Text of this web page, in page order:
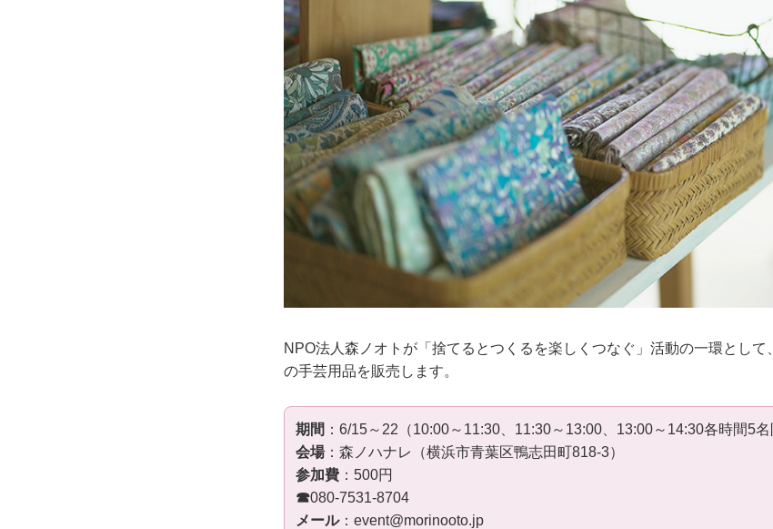
NPO法人森ノオトが「捨てるとつくるを楽しくつなぐ」活動の一環とし
の手芸用品を販売します。
期間 ：6/15～22（10:00～11:30、11:30～13:00、13:00～14:30各時間5名
会場：森ノハナレ（横浜市青葉区鴨志田町818-3）
参加費 ：500円
☎080-7531-8704
メール：event@morinooto.jp